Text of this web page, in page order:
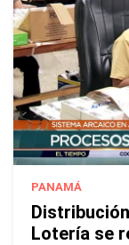
PANAMÁ
Lotería se